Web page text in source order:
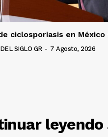
ciclosporiasis en
SIGLO GR - 7 Agosto, 2026
leyendo